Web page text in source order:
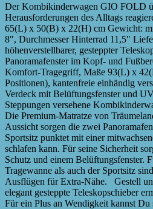
Der Kombikinderwagen GIO FOLD
Herausforderungen des Alltags
65(L) x 50(B) x 22(H) cm Gewicht:
8″, Durchmesser Hinterrad 11,5″
höhenverstellbarer, gesteppter
Panoramafenster im Kopf- und
Komfort-Tragegriff, Maße 93(L) x
Positionen), kantenfreie einhändig
Verdeck mit Belüftungsfenster und
Steppungen versehene
Die Premium-Matratze von
Aussicht sorgen die zwei
Sportsitz punktet mit einer
schlafen kann. Für seine Sicherheit
Schutz und einem Belüftungsfenster.
Tragewanne als auch der Sportsitz
Ausflügen für Extra-Nähe. Gestell
elegant gesteppte Teleskopschieber
Für ein Plus an Wendigkeit kannst